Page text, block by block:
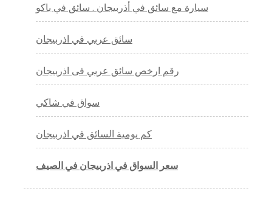
سيارة مع سائق في أذربيجان . سائق في باكو
سائق عربي في اذربيجان
رقم ارخص سائق عربي فى اذربيجان
سواق في شاكي
كم يومية السائق في اذربيجان
سعر السواق في اذربيجان في الصيف